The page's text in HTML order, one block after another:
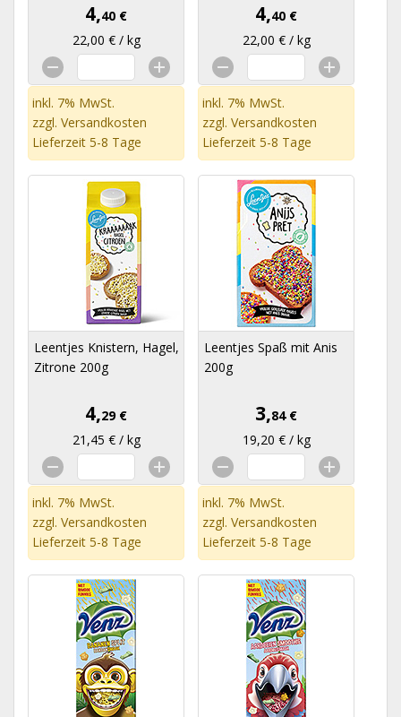
4,40 €
22,00 € / kg
inkl. 7% MwSt.
zzgl. Versandkosten
Lieferzeit 5-8 Tage
4,40 €
22,00 € / kg
inkl. 7% MwSt.
zzgl. Versandkosten
Lieferzeit 5-8 Tage
Leentjes Knistern, Hagel,
Zitrone 200g
4,29 €
21,45 € / kg
inkl. 7% MwSt.
zzgl. Versandkosten
Lieferzeit 5-8 Tage
Leentjes Spaß mit Anis
200g
3,84 €
19,20 € / kg
inkl. 7% MwSt.
zzgl. Versandkosten
Lieferzeit 5-8 Tage